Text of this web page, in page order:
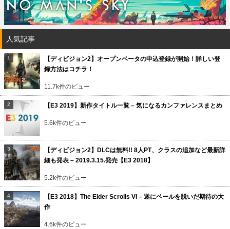
人気記事
【ディビジョン2】オープンベータの申込登録が開始！詳しい登
録方法はコチラ！
11.7k件のビュー
【E3 2019】新作タイトル一覧 – 気になるカンファレンスまとめ
5.6k件のビュー
【ディビジョン2】DLCは無料!! 8人PT、クラスの追加など最新詳
細も発表 – 2019.3.15.発売【E3 2018】
5.2k件のビュー
【E3 2018】The Elder Scrolls VI – 遂にベールを脱いだ期待の大
作
4.6k件のビュー